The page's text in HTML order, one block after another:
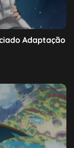
Adaptação